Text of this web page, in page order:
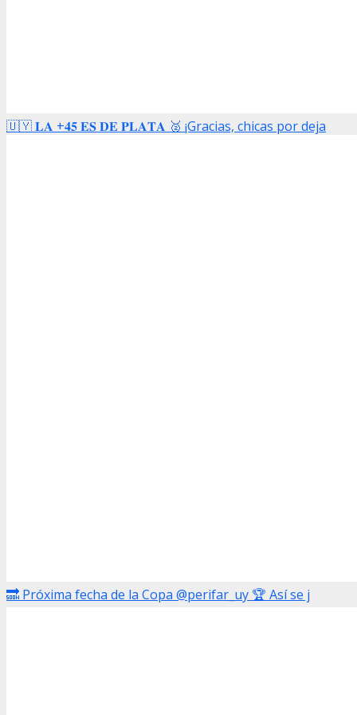
🇺🇾 𝐋𝐀 +𝟒𝟓 𝐄𝐒 𝐃𝐄 𝐏𝐋𝐀𝐓𝐀 🥈 ¡Gracias, chicas por deja
🔜 Próxima fecha de la Copa @perifar_uy 🏆 Así se j